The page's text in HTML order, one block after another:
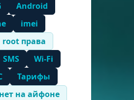
Android
imei
root права
SMS
Wi-Fi
Тарифы
на айфоне